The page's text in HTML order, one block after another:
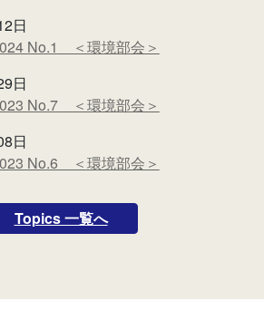
日
No.1 ＜環境部会＞
日
No.7 ＜環境部会＞
日
No.6 ＜環境部会＞
Topics 一覧へ